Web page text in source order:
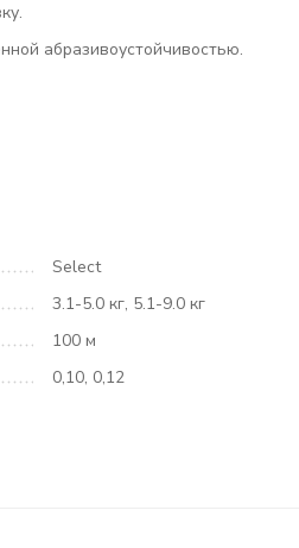
абразивоустойчивостью.
Select
3.1-5.0 кг, 5.1-9.0 кг
100 м
0,10, 0,12